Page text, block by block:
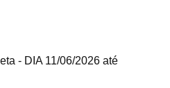
- DIA 11/06/2026 até